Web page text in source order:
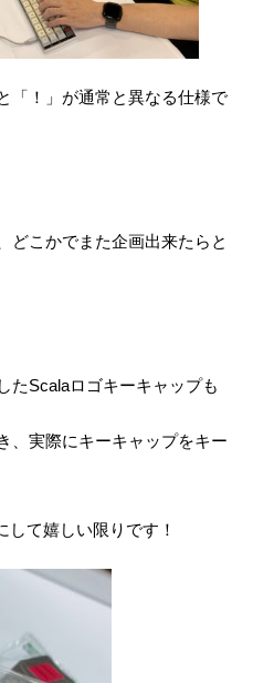
「！」が通常と異なる仕様で
どこかでまた企画出来たらと
たScalaロゴキーキャップも
、実際にキーキャップをキー
して嬉しい限りです！